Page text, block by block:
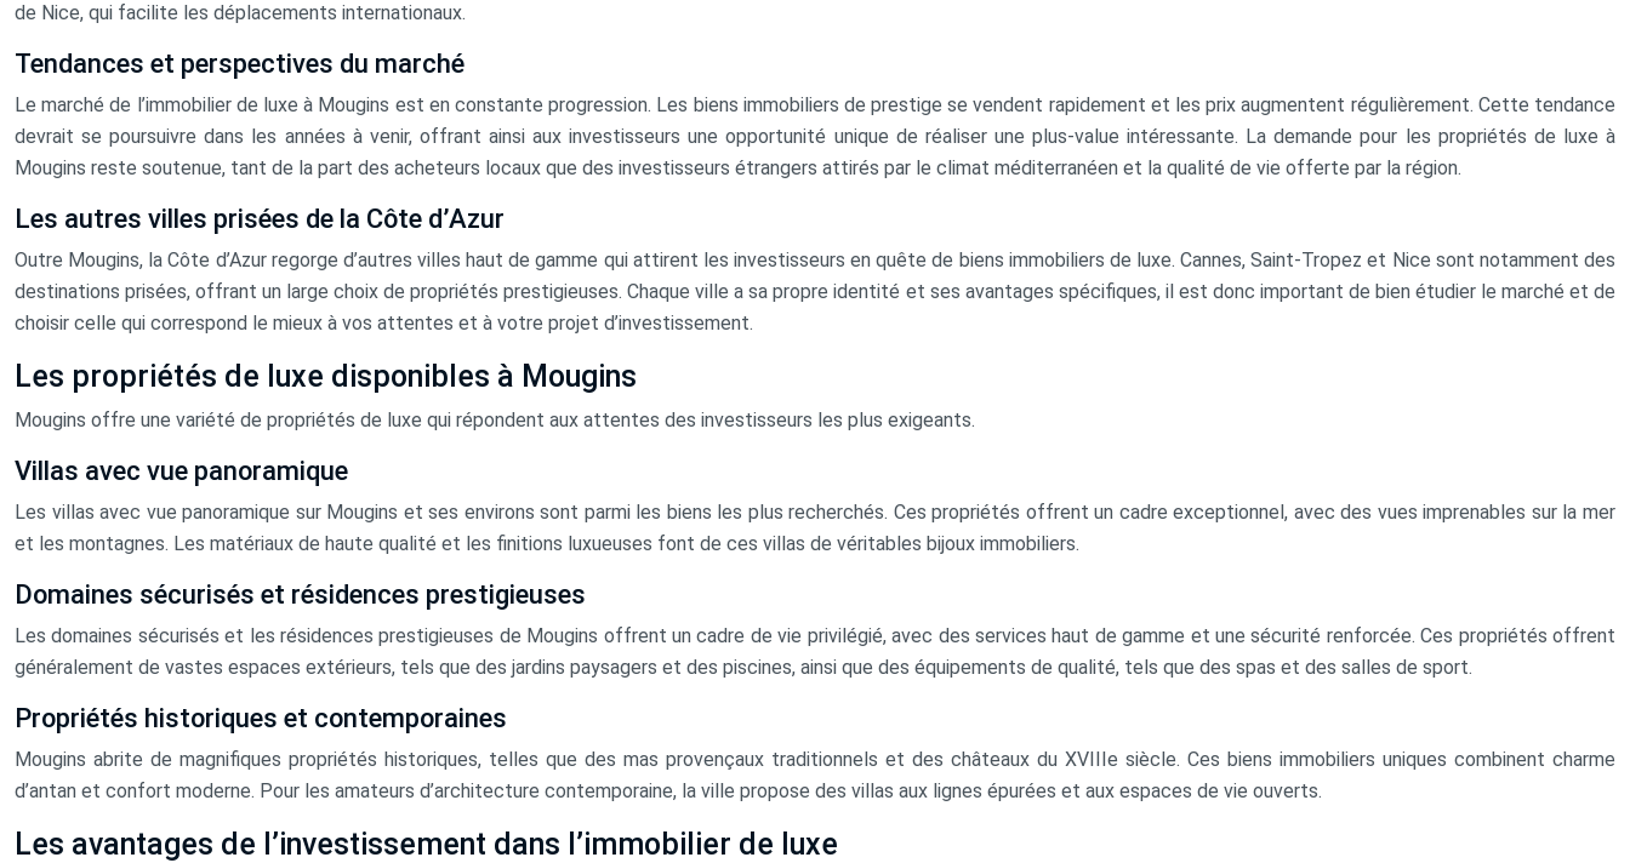
de Nice, qui facilite les déplacements internationaux.
Tendances et perspectives du marché
Le marché de l’immobilier de luxe à Mougins est en constante progression. Les biens immobiliers de prestige se vendent rapidement et les prix augmentent régulièrement. Cette tendance
devrait se poursuivre dans les années à venir, offrant ainsi aux investisseurs une opportunité unique de réaliser une plus-value intéressante. La demande pour les propriétés de luxe à
Mougins reste soutenue, tant de la part des acheteurs locaux que des investisseurs étrangers attirés par le climat méditerranéen et la qualité de vie offerte par la région.
Les autres villes prisées de la Côte d’Azur
Outre Mougins, la Côte d’Azur regorge d’autres villes haut de gamme qui attirent les investisseurs en quête de biens immobiliers de luxe. Cannes, Saint-Tropez et Nice sont notamment des
destinations prisées, offrant un large choix de propriétés prestigieuses. Chaque ville a sa propre identité et ses avantages spécifiques, il est donc important de bien étudier le marché et de
choisir celle qui correspond le mieux à vos attentes et à votre projet d’investissement.
Les propriétés de luxe disponibles à Mougins
Mougins offre une variété de propriétés de luxe qui répondent aux attentes des investisseurs les plus exigeants.
Villas avec vue panoramique
Les villas avec vue panoramique sur Mougins et ses environs sont parmi les biens les plus recherchés. Ces propriétés offrent un cadre exceptionnel, avec des vues imprenables sur la mer
et les montagnes. Les matériaux de haute qualité et les finitions luxueuses font de ces villas de véritables bijoux immobiliers.
Domaines sécurisés et résidences prestigieuses
Les domaines sécurisés et les résidences prestigieuses de Mougins offrent un cadre de vie privilégié, avec des services haut de gamme et une sécurité renforcée. Ces propriétés offrent
généralement de vastes espaces extérieurs, tels que des jardins paysagers et des piscines, ainsi que des équipements de qualité, tels que des spas et des salles de sport.
Propriétés historiques et contemporaines
Mougins abrite de magnifiques propriétés historiques, telles que des mas provençaux traditionnels et des châteaux du XVIIIe siècle. Ces biens immobiliers uniques combinent charme
d’antan et confort moderne. Pour les amateurs d’architecture contemporaine, la ville propose des villas aux lignes épurées et aux espaces de vie ouverts.
Les avantages de l’investissement dans l’immobilier de luxe